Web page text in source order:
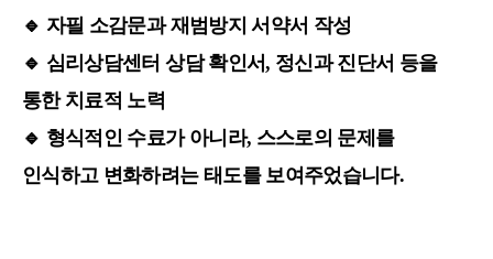
🔹 자필 소감문과 재범방지 서약서 작성
🔹 심리상담센터 상담 확인서, 정신과 진단서 등을
통한 치료적 노력
🔹 형식적인 수료가 아니라, 스스로의 문제를
인식하고 변화하려는 태도를 보여주었습니다.